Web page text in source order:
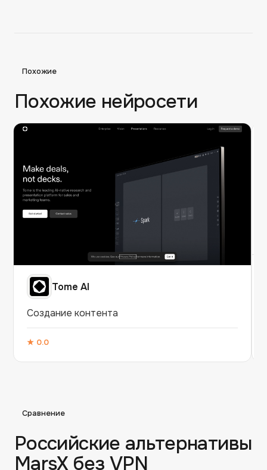
Похожие
Похожие нейросети
Tome AI
Создание контента
★ 0.0
Сравнение
Российские альтернативы
MarsXбез VPN